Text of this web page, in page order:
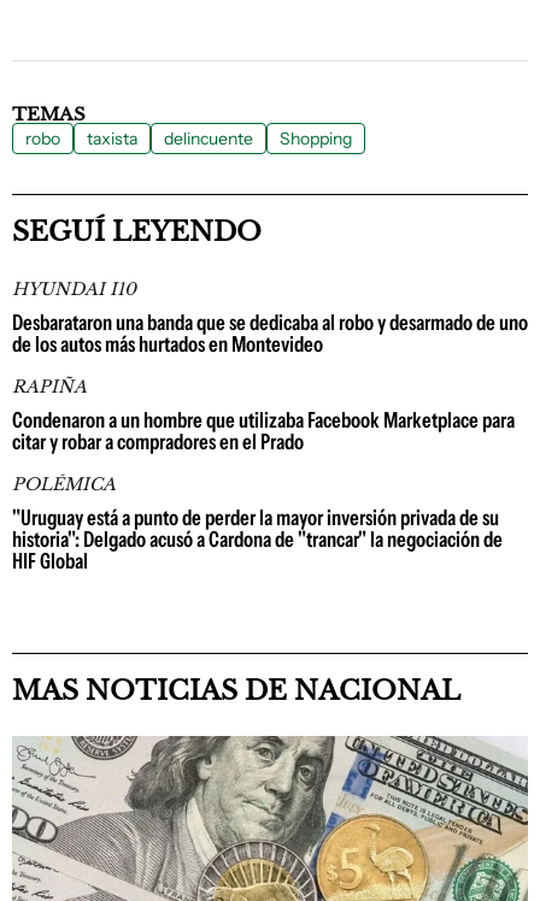
TEMAS
robo taxista delincuente Shopping
SEGUÍ LEYENDO
HYUNDAI I10
Desbarataron una banda que se dedicaba al robo y desarmado de uno
de los autos más hurtados en Montevideo
RAPIÑA
Condenaron a un hombre que utilizaba Facebook Marketplace para
citar y robar a compradores en el Prado
POLÉMICA
"Uruguay está a punto de perder la mayor inversión privada de su
historia": Delgado acusó a Cardona de "trancar" la negociación de
HIF Global
MAS NOTICIAS DE NACIONAL